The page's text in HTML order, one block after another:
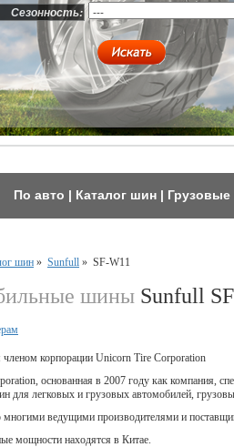
Сезонность:
По авто | Каталог шин |
шин » Sunfull » SF-W11
шины Sunfull
членом корпорации Unicorn Tire Corporation
основанная в 2007 году как компания,
для легковых и грузовых автомобилей,
многими ведущими производителями и
мощности находятся в Китае.